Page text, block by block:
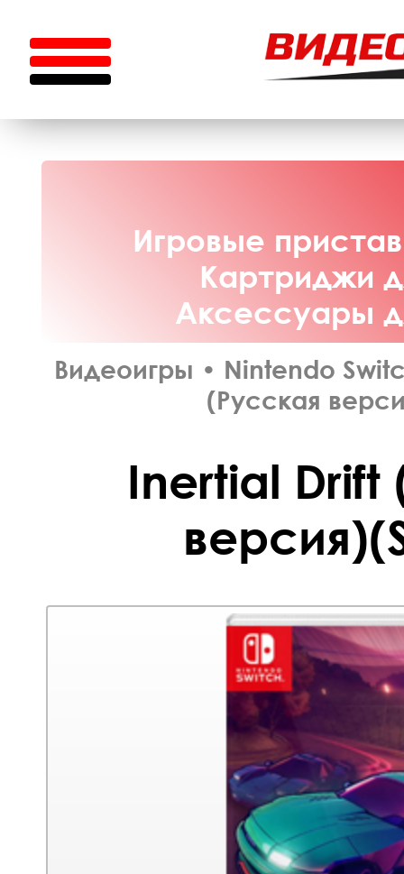
Игровые
Картриджи
Аксессуары
Видеоигры • Nintendo
(Русская
Inertial Drift